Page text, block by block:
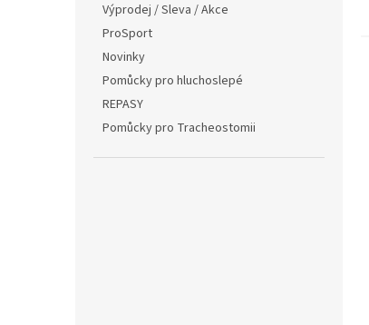
Výprodej / Sleva / Akce
ProSport
Novinky
Pomůcky pro hluchoslepé
REPASY
Pomůcky pro Tracheostomii